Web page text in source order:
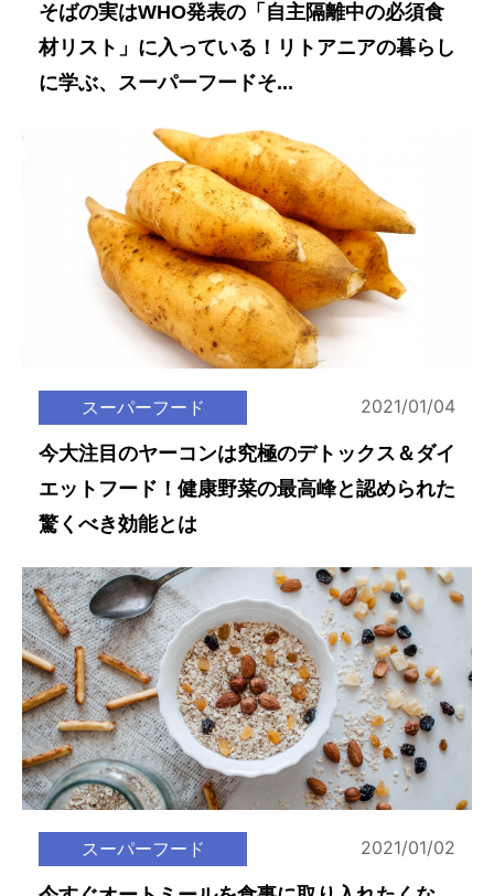
そばの実はWHO発表の「自主隔離中の必須食
材リスト」に入っている！リトアニアの暮らし
に学ぶ、スーパーフードそ...
スーパーフード 2021/01/04
今大注目のヤーコンは究極のデトックス＆ダイ
エットフード！健康野菜の最高峰と認められた
驚くべき効能とは
スーパーフード 2021/01/02